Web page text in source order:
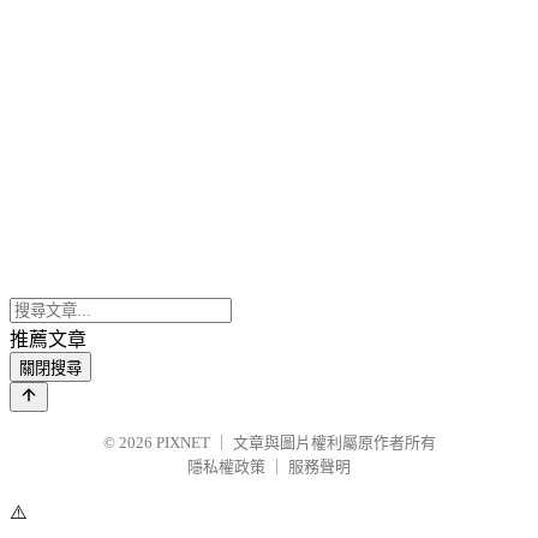
推薦文章
關閉搜尋
© 2026 PIXNET
文章與圖片權利屬原作者所有
隱私權政策
服務聲明
⚠️